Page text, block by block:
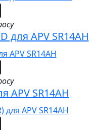
для APV SR14AH
APV SR14AH